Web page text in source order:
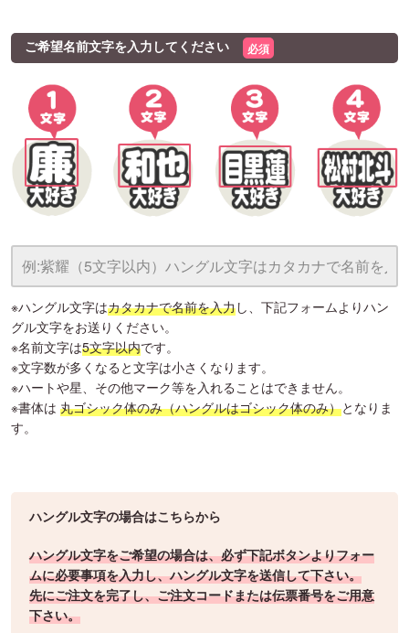
ご希望名前文字を入力してください 必須
※ハングル文字はカタカナで名前を入力し、下記フォームよりハン
グル文字をお送りください。
※名前文字は5文字以内です。
※文字数が多くなると文字は小さくなります。
※ハートや星、その他マーク等を入れることはできません。
※書体は 丸ゴシック体のみ（ハングルはゴシック体のみ）となりま
す。
ハングル文字の場合はこちらから
ハングル文字をご希望の場合は、必ず下記ボタンよりフォー
ムに必要事項を入力し、ハングル文字を送信して下さい。
先にご注文を完了し、ご注文コードまたは伝票番号をご用意
下さい。